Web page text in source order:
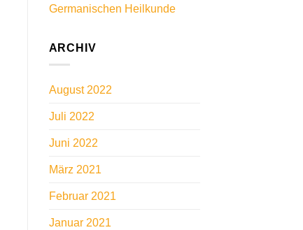
Germanischen Heilkunde
ARCHIV
August 2022
Juli 2022
Juni 2022
März 2021
Februar 2021
Januar 2021